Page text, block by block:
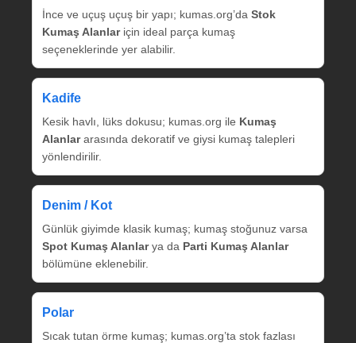
İnce ve uçuş uçuş bir yapı; kumas.org’da Stok
Kumaş Alanlariçin ideal parça kumaş
seçeneklerinde yer alabilir.
Kadife
Kesik havlı, lüks dokusu; kumas.org ile Kumaş
Alanlararasında dekoratif ve giysi kumaş talepleri
yönlendirilir.
Denim / Kot
Günlük giyimde klasik kumaş; kumaş stoğunuz varsa
Spot Kumaş Alanlarya da Parti Kumaş Alanlar
bölümüne eklenebilir.
Polar
Sıcak tutan örme kumaş; kumas.org’ta stok fazlası